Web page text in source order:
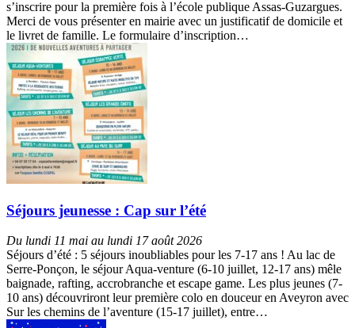
s’inscrire pour la première fois à l’école publique Assas-Guzargues.
Merci de vous présenter en mairie avec un justificatif de domicile et
le livret de famille. Le formulaire d’inscription…
Séjours jeunesse : Cap sur l’été
Du lundi 11 mai au lundi 17 août 2026
Séjours d’été : 5 séjours inoubliables pour les 7-17 ans ! Au lac de
Serre-Ponçon, le séjour Aqua-venture (6-10 juillet, 12-17 ans) mêle
baignade, rafting, accrobranche et escape game. Les plus jeunes (7-
10 ans) découvriront leur première colo en douceur en Aveyron avec
Sur les chemins de l’aventure (15-17 juillet), entre…